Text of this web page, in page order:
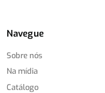
Navegue
Sobre nós
Na mídia
Catálogo